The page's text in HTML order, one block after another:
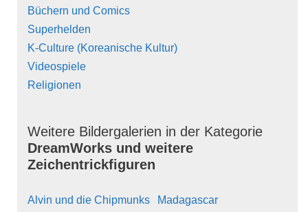
Büchern und Comics
Superhelden
K-Culture (Koreanische Kultur)
Videospiele
Religionen
Weitere Bildergalerien in der Kategorie
DreamWorks und weitere
Zeichentrickfiguren
Alvin und die Chipmunks
Madagascar